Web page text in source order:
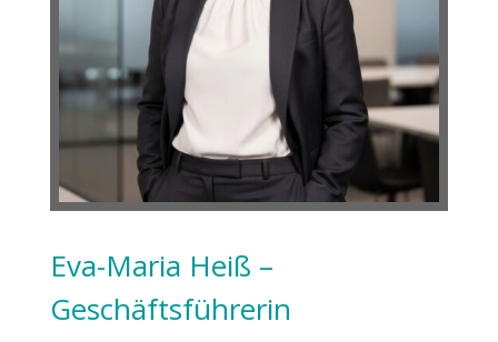
Eva-Maria Heiß –
Geschäftsführerin